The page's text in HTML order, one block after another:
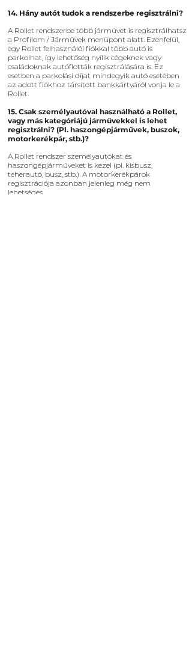
14. Hány autót tudok a rendszerbe regisztrálni?
A Rollet rendszerbe több járművet is regisztrálhatsz
a Profilom / Járművek menüpont alatt. Ezenfelül,
egy Rollet felhasználói fiókkal több autó is
parkolhat, így lehetőség nyílik cégeknek vagy
családoknak autóflották regisztrálására is. Ez
esetben a parkolási díjat mindegyik autó esetében
az adott fiókhoz társított bankkártyáról vonja le a
Rollet.
15. Csak személyautóval használható a Rollet,
vagy más kategóriájú járművekkel is lehet
regisztrálni? (Pl. haszongépjárművek, buszok,
motorkerékpár, stb.)?
A Rollet rendszer személyautókat és
haszongépjárműveket is kezel (pl. kisbusz,
teherautó, busz, stb.). A motorkerékpárok
regisztrációja azonban jelenleg még nem
lehetséges.